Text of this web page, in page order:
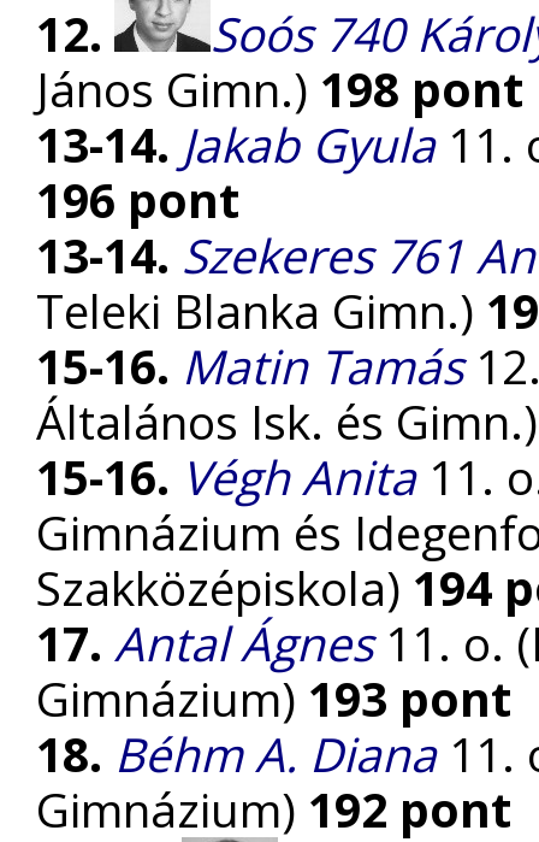
12.
Soós 740
János Gimn.) 198 pont
13-14. Jakab Gyula11.
196 pont
13-14. Szekeres 761
Teleki Blanka Gimn.)
15-16. Matin Tamás
Általános Isk. és
15-16. Végh Anita11.
Gimnázium és
Szakközépiskola) 194
17. Antal Ágnes11. o.
Gimnázium) 193 pont
18. Béhm A. Diana11.
Gimnázium) 192 pont